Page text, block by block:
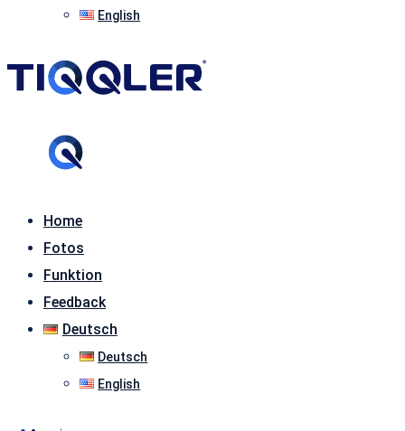
English
Home
Fotos
Funktion
Feedback
Deutsch
Deutsch
English